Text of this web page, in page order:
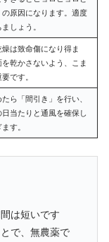
の原因になります。適度
しょう。
は致命傷になり得ま
乾かさないよう、こま
です。
ら「間引き」を行い、
当たりと通風を確保し
す。
は短いです
で、無農薬で